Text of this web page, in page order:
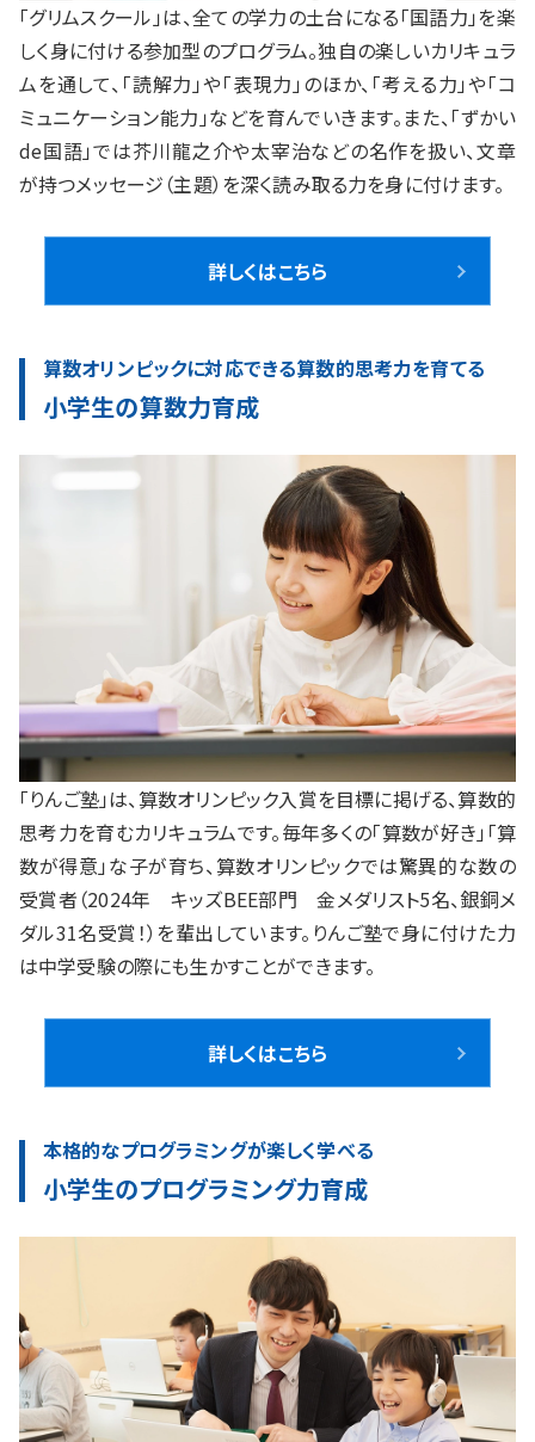
「グリムスクール」は、全ての学力の土台になる「国語力」を楽
しく身に付ける参加型のプログラム。独自の楽しいカリキュラ
ムを通して、「読解力」や「表現力」のほか、「考える力」や「コ
ミュニケーション能力」などを育んでいきます。また、「ずかい
de国語」では芥川龍之介や太宰治などの名作を扱い、文章
が持つメッセージ（主題）を深く読み取る力を身に付けます。
詳しくはこちら
算数オリンピックに対応できる算数的思考力を育てる
小学生の算数力育成
「りんご塾」は、算数オリンピック入賞を目標に掲げる、算数的
思考力を育むカリキュラムです。毎年多くの「算数が好き」「算
数が得意」な子が育ち、算数オリンピックでは驚異的な数の
受賞者（2024年 キッズBEE部門 金メダリスト5名、銀銅メ
ダル31名受賞！）を輩出しています。りんご塾で身に付けた力
は中学受験の際にも生かすことができます。
詳しくはこちら
本格的なプログラミングが楽しく学べる
小学生のプログラミング力育成